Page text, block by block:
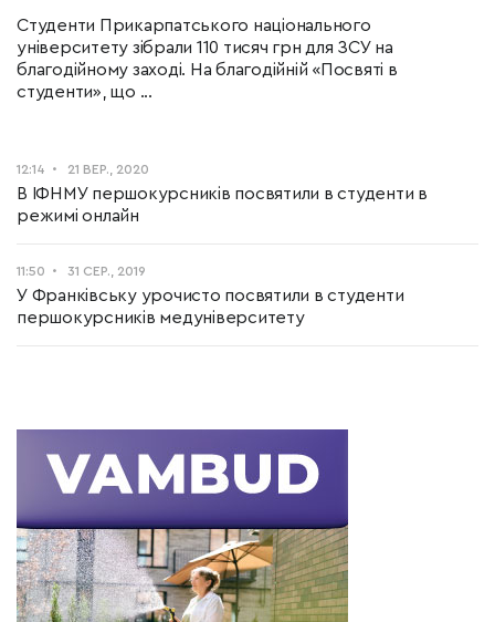
Студенти Прикарпатського національного
університету зібрали 110 тисяч грн для ЗСУ на
благодійному заході. На благодійній «Посвяті в
студенти», що ...
12:14 21 ВЕР., 2020
В ІФНМУ першокурсників посвятили в студенти в
режимі онлайн
11:50 31 СЕР., 2019
У Франківську урочисто посвятили в студенти
першокурсників медуніверситету